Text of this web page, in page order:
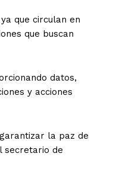
que circulan en
que buscan
datos,
y acciones
la paz de
secretario de